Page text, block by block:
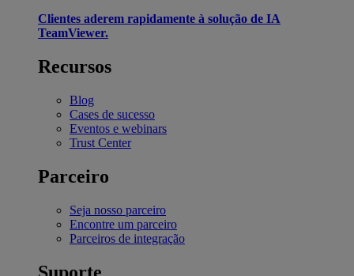
Clientes aderem rapidamente à solução de IA
TeamViewer.
Recursos
Blog
Cases de sucesso
Eventos e webinars
Trust Center
Parceiro
Seja nosso parceiro
Encontre um parceiro
Parceiros de integração